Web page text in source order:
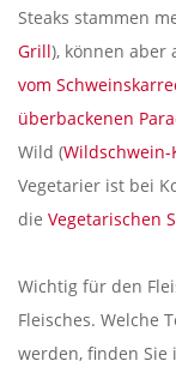
Steaks stammen
Grill), können aber
vom
überbackenen
Wild (Wildschwein-
Vegetarier ist bei
die Vegetarischen
Wichtig für den
Fleisches. Welche
werden, finden Sie